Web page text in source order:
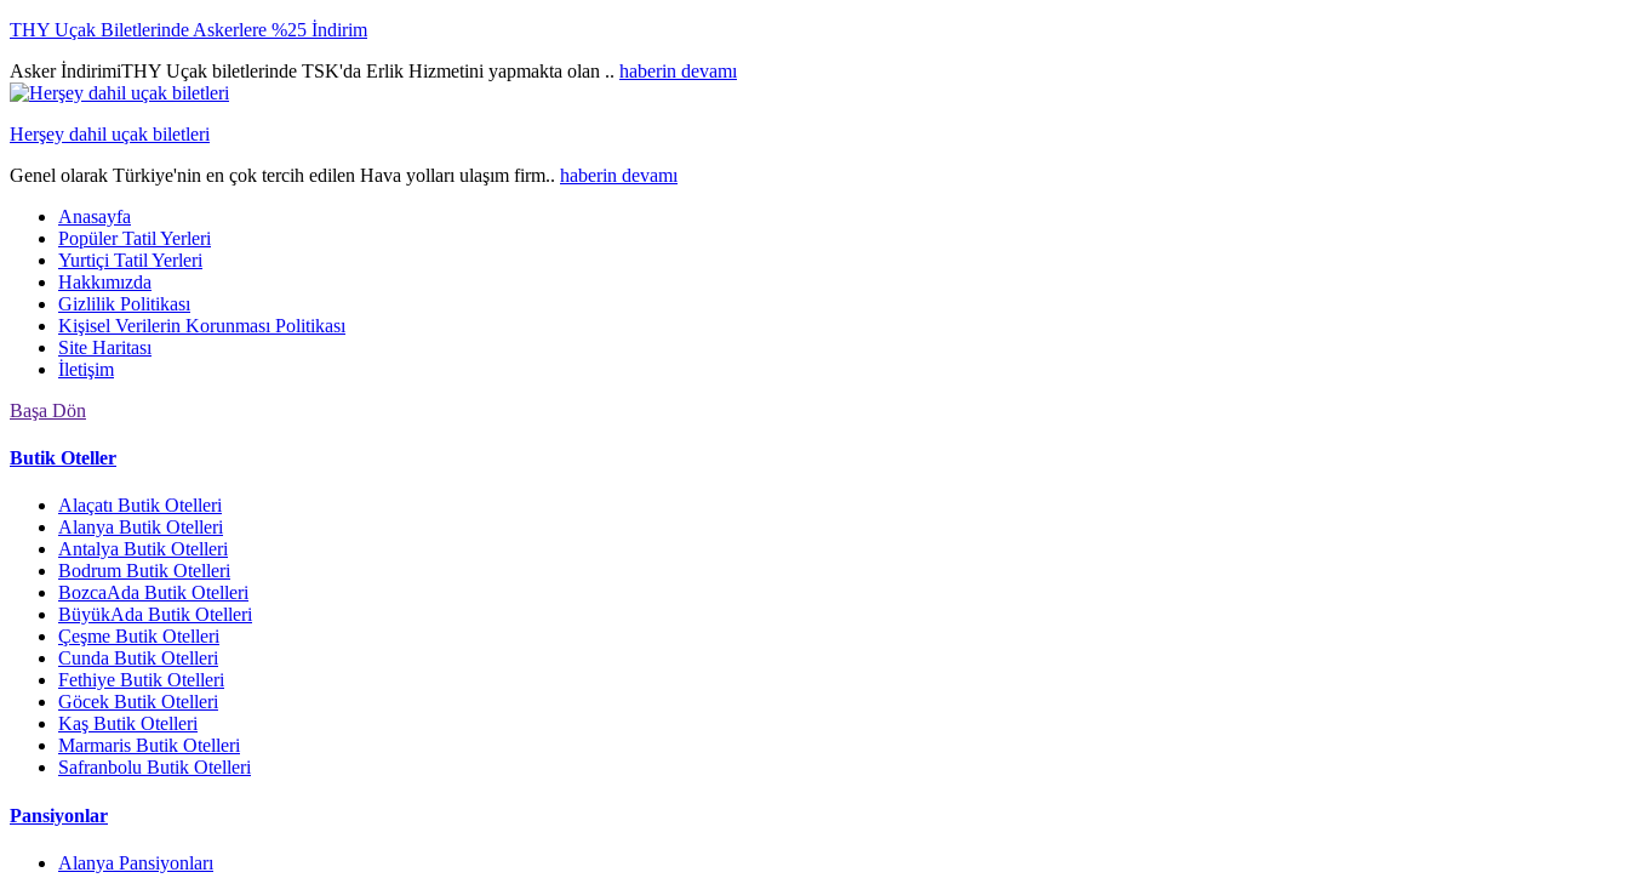
THY Uçak Biletlerinde Askerlere %25 İndirim
Asker İndirimiTHY Uçak biletlerinde TSK'da Erlik Hizmetini yapmakta olan .. haberin devamı
Herşey dahil uçak biletleri
Genel olarak Türkiye'nin en çok tercih edilen Hava yolları ulaşım firm.. haberin devamı
Anasayfa
Popüler Tatil Yerleri
Yurtiçi Tatil Yerleri
Hakkımızda
Gizlilik Politikası
Kişisel Verilerin Korunması Politikası
Site Haritası
İletişim
Başa Dön
Butik Oteller
Alaçatı Butik Otelleri
Alanya Butik Otelleri
Antalya Butik Otelleri
Bodrum Butik Otelleri
BozcaAda Butik Otelleri
BüyükAda Butik Otelleri
Çeşme Butik Otelleri
Cunda Butik Otelleri
Fethiye Butik Otelleri
Göcek Butik Otelleri
Kaş Butik Otelleri
Marmaris Butik Otelleri
Safranbolu Butik Otelleri
Pansiyonlar
Alanya Pansiyonları